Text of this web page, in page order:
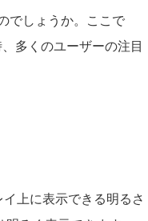
でしょうか。ここで
多くのユーザーの注目
上に表示できる明るさ